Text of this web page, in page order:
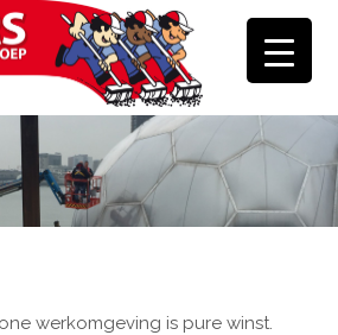
werkomgeving is pure winst.